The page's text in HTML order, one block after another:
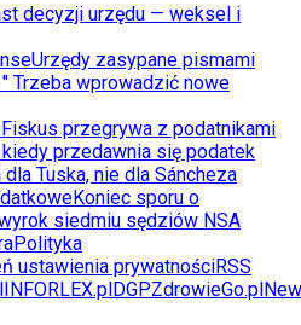
decyzji urzędu — weksel i
Urzędy zasypane pismami
Trzeba wprowadzić nowe
przegrywa z podatnikami
kiedy przedawnia się podatek
Tuska, nie dla Sáncheza
Koniec sporu o
siedmiu sędziów NSA
Polityka
ustawienia prywatnościRSS
INFORLEX.plDGPZdrowieGo.pl